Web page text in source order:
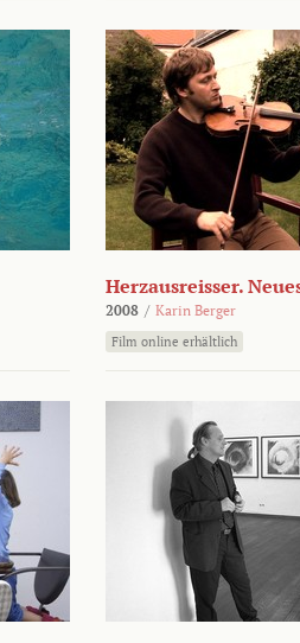
Herzausreisser.
2008 / Karin Berger
Film online erhältlich